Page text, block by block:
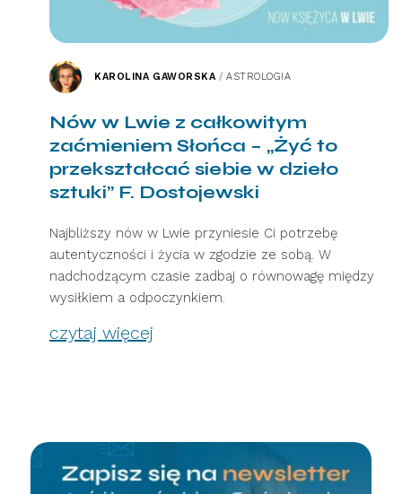
KAROLINA GAWORSKA/ASTROLOGIA
Nów w Lwie z całkowitym
zaćmieniem Słońca – „Żyć to
przekształcać siebie w dzieło
sztuki” F. Dostojewski
Najbliższy nów w Lwie przyniesie Ci potrzebę
autentyczności i życia w zgodzie ze sobą. W
nadchodzącym czasie zadbaj o równowagę między
wysiłkiem a odpoczynkiem.
czytaj więcej